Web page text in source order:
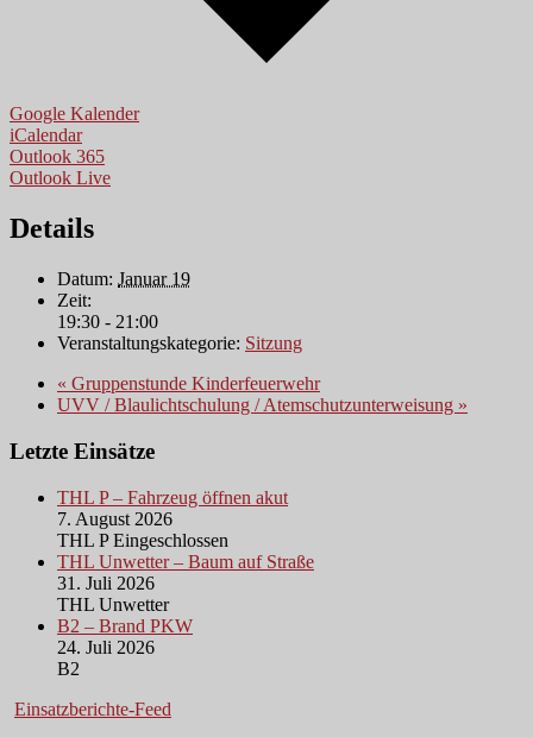
Google Kalender
iCalendar
Outlook 365
Outlook Live
Details
Datum: Januar 19
Zeit:
19:30 - 21:00
Veranstaltungskategorie: Sitzung
« Gruppenstunde Kinderfeuerwehr
UVV / Blaulichtschulung / Atemschutzunterweisung »
Letzte Einsätze
THL P – Fahrzeug öffnen akut
7. August 2026
THL P Eingeschlossen
THL Unwetter – Baum auf Straße
31. Juli 2026
THL Unwetter
B2 – Brand PKW
24. Juli 2026
B2
Einsatzberichte-Feed